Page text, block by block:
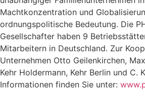
Machtkonzentration und
ordnungspolitische Bedeutung. Die
Gesellschafter haben 9
Mitarbeitern in Deutschland. Zur
Unternehmen Otto Geilenkirchen,
Kehr Holdermann, Kehr Berlin und C.
Informationen finden Sie unter: